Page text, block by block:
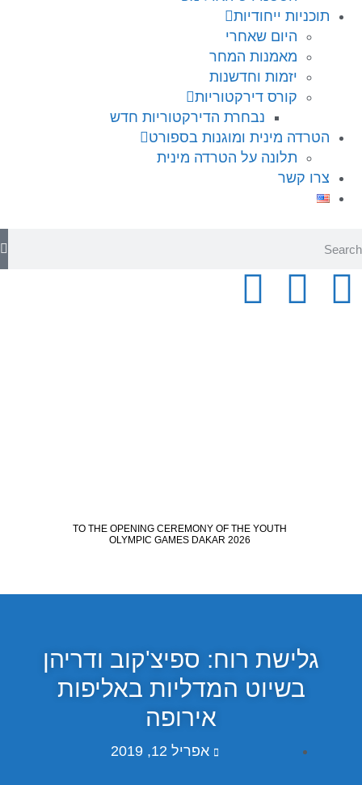
תוכניות ייחודיות
היום שאחרי
מאמנות המחר
יזמות וחדשנות
קורס דירקטוריות
נבחרת הדירקטוריות חדש
הטרדה מינית ומוגנות בספורט
תלונה על הטרדה מינית
צרו קשר
גלישת רוח: ספיצ'קוב ודריהן
בשיוט המדליות באליפות
אירופה
אפריל 12, 2019